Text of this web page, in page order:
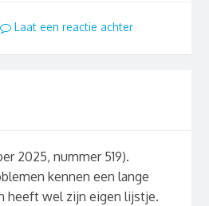
Laat een reactie achter
2025, nummer 519).
kennen een lange
heeft wel zijn eigen lijstje.